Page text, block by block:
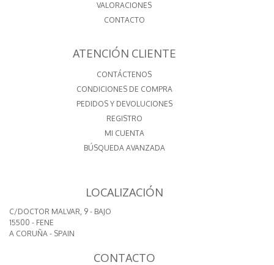
VALORACIONES
CONTACTO
ATENCIÓN CLIENTE
CONTÁCTENOS
CONDICIONES DE COMPRA
PEDIDOS Y DEVOLUCIONES
REGISTRO
MI CUENTA
BÚSQUEDA AVANZADA
LOCALIZACIÓN
C/DOCTOR MALVAR, 9 - BAJO
15500 - FENE
A CORUÑA - SPAIN
CONTACTO